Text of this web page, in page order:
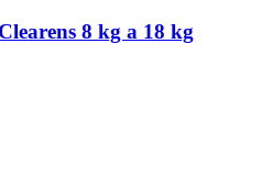
8 kg a 18 kg